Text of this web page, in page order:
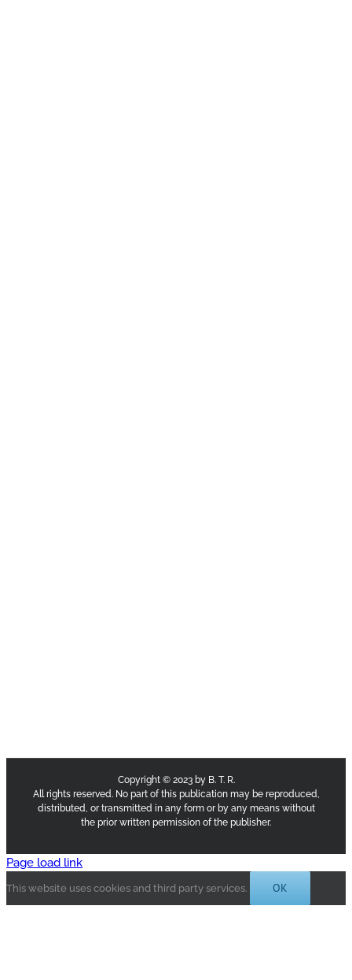
Copyright © 2023 by B. T. R.
All rights reserved. No part of this publication may be reproduced,
distributed, or transmitted in any form or by any means without
the prior written permission of the publisher.
Page load link
This website uses cookies and third party services. OK